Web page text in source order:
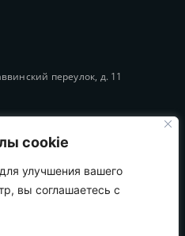
cookie
улучшения вашего
вы соглашаетесь с
переулок, д. 11
Finance Broker